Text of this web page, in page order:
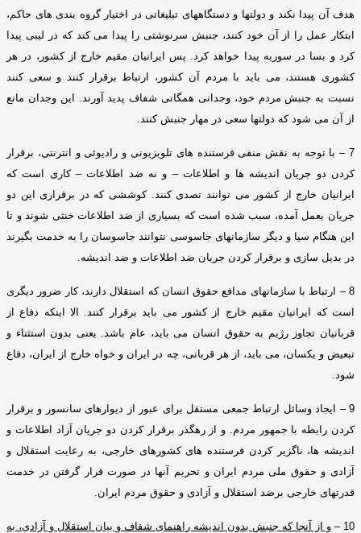
هدف آن پیدا نکند و دولتها و دستگاههای تبلیغاتی در اختیار گروه بندی های حاکم،
ابتکار عمل را از آن خود کنند، جنبش سرنوشتی را پیدا می کند که در لیبی پیدا
کرد و بسا در سوریه پیدا خواهد کرد
پس ایرانیان مقیم خارج از کشور، در هر
کشوری هستند، می باید با مردم آن کشور، ارتباط برقرار کنند و سعی کنند
نسبت به جنبش مردم خود، وجدانی همگانی شفاف پدید آورند
این وجدان مانع
از آن می شود که دولتها سعی در مهار جنبش کنند
7 –
با توجه به نقش منفی فرستنده های تلویزیونی و رادیوئی و انترنتی، برقرار
کردن دو جریان اندیشه ها و اطلاعات – و نه ضد اطلاعات – کاری است که
ایرانیان خارج از کشور می توانند تصدی کنند
.کوششی که در برقراری این دو
جریان بعمل آمده، سبب شده است که بسیاری از ضد اطلاعات خنثی شوند و تا
این هنگام سیا و دیگر سازمانهای جاسوسی نتوانند جاسوسان را به خدمت بگیرند
در بدیل سازی و برقرار کردن جریان ضد اطلاعات و ضد اندیشه
8 –
ارتباط با سازمانهای مدافع حقوق انسان که استقلال دارند، کار ضرور دیگری
است که ایرانیان مقیم خارج از کشور می باید برقرار کنند
الا اینکه دفاع از
قربانیان تجاوز رژیم به حقوق انسان می باید، عام باشد
یعنی بدون استثناء و
تبعیض و یکسان، می باید، از هر قربانی، چه در ایران و خواه خارج از ایران، دفاع
شود
9 –
ایجاد وسائل ارتباط جمعی مستقل برای عبور از دیوارهای سانسور و برقرار
کردن رابطه با جمهور مردم
و از رهگذر برقرار کردن دو جریان آزاد اطلاعات و
اندیشه ها، ناگزیر کردن فرستنده های کشورهای خارجی، به رعایت استقلال و
آزادی و حقوق ملی مردم ایران و تحریم آنها در صورت قرار گرفتن در خدمت
قدرتهای خارجی برضد استقلال و آزادی و حقوق مردم ایران
10 –
و از آنجا که جنبش بدون اندیشه راهنمای شفاف و بیان استقلال و آزادی، به